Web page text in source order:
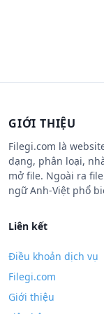
GIỚI THIỆU
Filegi.com là
dạng, phân loại,
mở file. Ngoài ra
ngữ Anh-Việt phổ
Liên kết
Điều khoản dịch vụ
Filegi.com
Giới thiệu